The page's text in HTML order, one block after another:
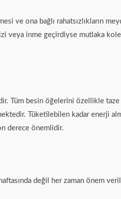
ve ona bağlı rahatsızlıkların
veya inme geçirdiyse mutlaka
Tüm besin öğelerini özellikle
Tüketilebilen kadar enerji
derece önemlidir.
değil her zaman önem